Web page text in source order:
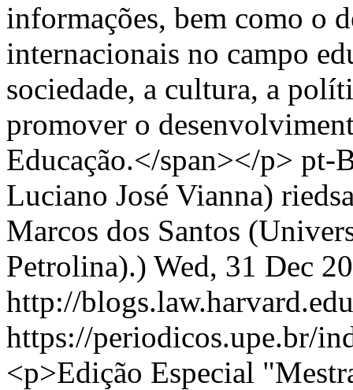
informações, bem como o
internacionais no campo
sociedade, a cultura, a
promover o
Educação.</span></p> pt-
Luciano José Vianna)
Marcos dos Santos
Petrolina).) Wed, 31 Dec
http://
https://periodicos.upe.br/
<p>Edição Especial